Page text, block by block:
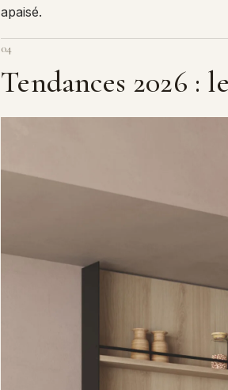
apaisé.
04
Tendances 2026 :